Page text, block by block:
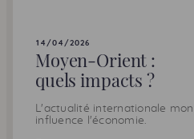
14/04/2026
Moyen-Orient :
quels impacts ?
L'actualité internationale
influence l'économie.